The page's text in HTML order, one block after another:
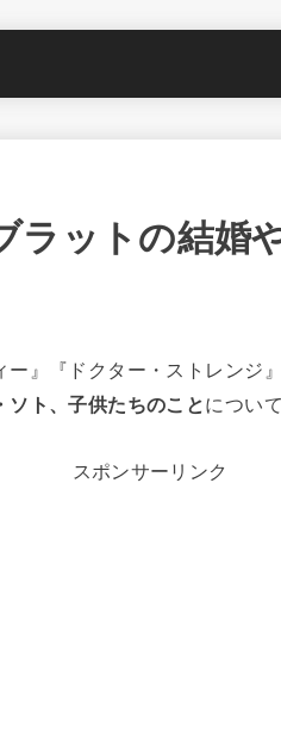
ラットの結婚
』『ドクター・ストレンジ
ソト、子供たちのことについ
スポンサーリンク